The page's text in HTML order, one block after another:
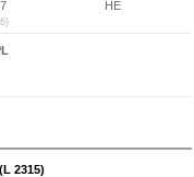
HE
2315)